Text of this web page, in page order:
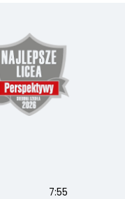
7:55